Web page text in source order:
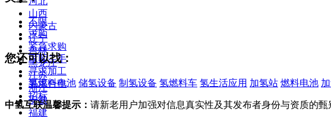
山西
内蒙古
辽宁
吉林
黑龙江
江苏
浙江
安徽
福建
不限
求购
紧急求购
求购二手
寻求加工
寻求合作
招标
您还可以找：
氢燃料电池 储氢设备 制氢设备 氢燃料车 氢生活应用 加氢站 燃料电池
中氢互联温馨提示： 请新老用户加强对信息真实性及其发布者身份与资质的